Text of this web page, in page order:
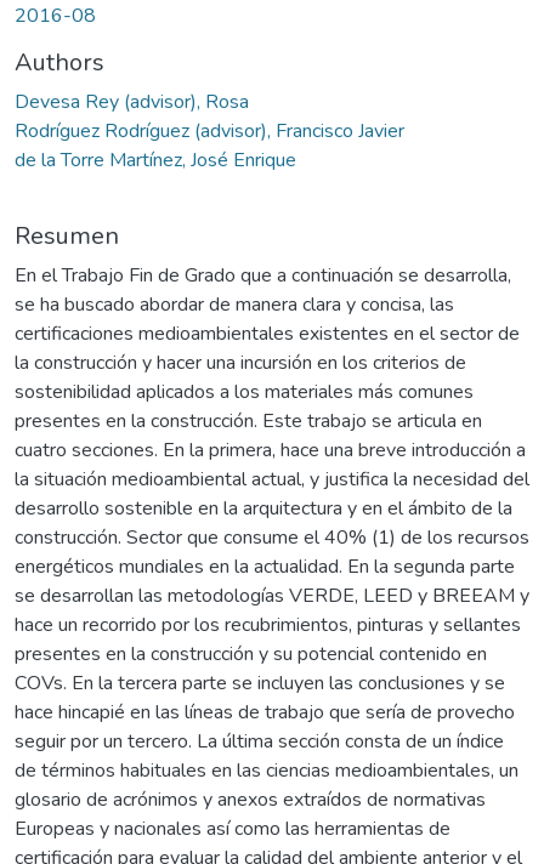
2016-08
Authors
Devesa Rey (advisor), Rosa
Rodríguez Rodríguez (advisor), Francisco Javier
de la Torre Martínez, José Enrique
Resumen
En el Trabajo Fin de Grado que a continuación se desarrolla,
se ha buscado abordar de manera clara y concisa, las
certificaciones medioambientales existentes en el sector de
la construcción y hacer una incursión en los criterios de
sostenibilidad aplicados a los materiales más comunes
presentes en la construcción. Este trabajo se articula en
cuatro secciones. En la primera, hace una breve introducción a
la situación medioambiental actual, y justifica la necesidad del
desarrollo sostenible en la arquitectura y en el ámbito de la
construcción. Sector que consume el 40% (1) de los recursos
energéticos mundiales en la actualidad. En la segunda parte
se desarrollan las metodologías VERDE, LEED y BREEAM y
hace un recorrido por los recubrimientos, pinturas y sellantes
presentes en la construcción y su potencial contenido en
COVs. En la tercera parte se incluyen las conclusiones y se
hace hincapié en las líneas de trabajo que sería de provecho
seguir por un tercero. La última sección consta de un índice
de términos habituales en las ciencias medioambientales, un
glosario de acrónimos y anexos extraídos de normativas
Europeas y nacionales así como las herramientas de
certificación para evaluar la calidad del ambiente anterior y el